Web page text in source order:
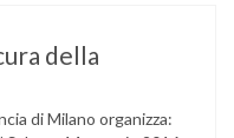
della
di Milano organizza: